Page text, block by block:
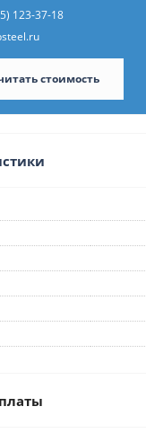
123-37-18
стоимость